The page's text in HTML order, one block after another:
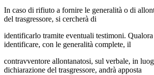
In caso di rifiuto a fornire le generalità o di
del trasgressore, si cercherà di
identificarlo tramite eventuali testimoni. Qualora
identificare, con le generalità complete, il
contravventore allontanatosi, sul verbale, in
dichiarazione del trasgressore, andrà apposta